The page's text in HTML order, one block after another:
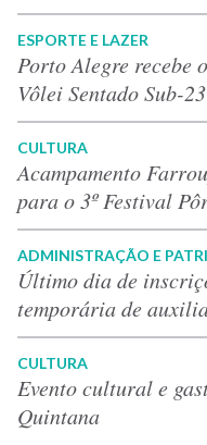
ESPORTE E LAZER
Porto Alegre recebe
Vôlei Sentado Sub-23
CULTURA
Acampamento
para o 3º Festival
ADMINISTRAÇÃO E
Último dia de
temporária de
CULTURA
Evento cultural e
Quintana